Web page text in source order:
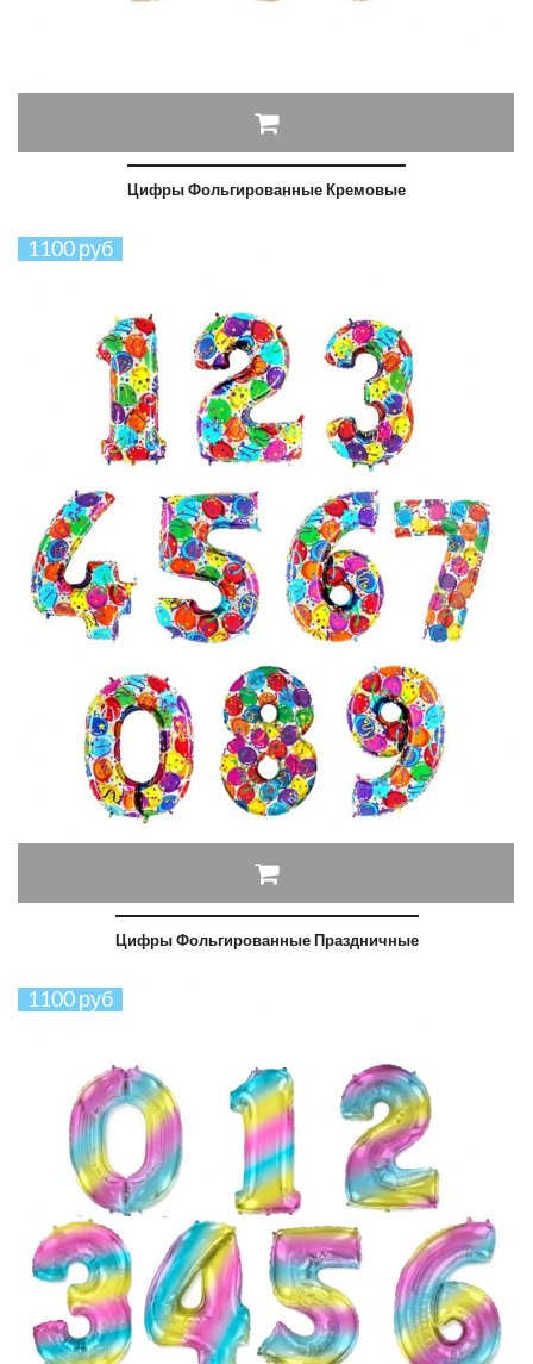
Цифры Фольгированные Кремовые
1100 руб
Цифры Фольгированные Праздничные
1100 руб